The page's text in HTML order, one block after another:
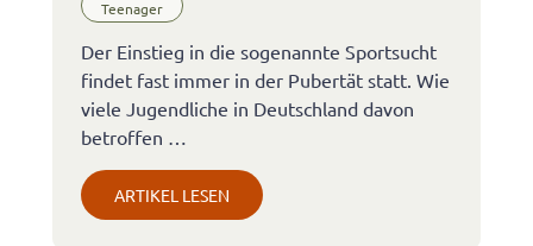
Teenager
Der Einstieg in die sogenannte Sportsucht
findet fast immer in der Pubertät statt. Wie
viele Jugendliche in Deutschland davon
betroffen …
ARTIKEL LESEN